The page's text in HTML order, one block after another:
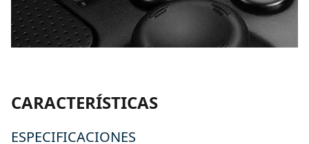
CARACTERÍSTICAS
ESPECIFICACIONES